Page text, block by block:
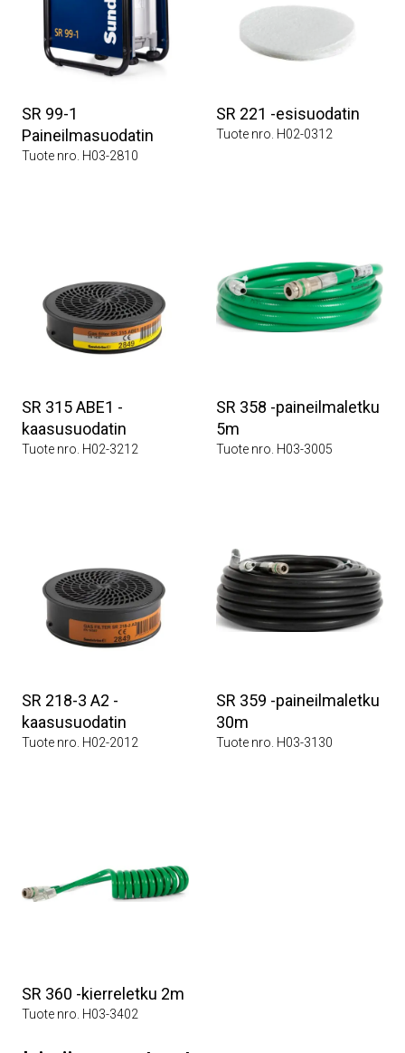
SR 99-1
Paineilmasuodatin
Tuote nro. H03-2810
SR 221 -esisuodatin
Tuote nro. H02-0312
SR 315 ABE1 -
kaasusuodatin
Tuote nro. H02-3212
SR 358 -paineilmaletku
5m
Tuote nro. H03-3005
SR 218-3 A2 -
kaasusuodatin
Tuote nro. H02-2012
SR 359 -paineilmaletku
30m
Tuote nro. H03-3130
SR 360 -kierreletku 2m
Tuote nro. H03-3402